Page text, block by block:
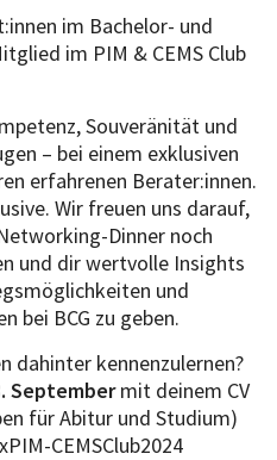
im Bachelor- und
im PIM & CEMS Club
Souveränität und
– bei einem exklusiven
erfahrenen Berater:innen.
Wir freuen uns darauf,
Dinner noch
und dir wertvolle Insights
und
bei BCG zu geben.
dahinter kennenzulernen?
Septembermit deinem CV
für Abitur und Studium)
CEMSClub2024